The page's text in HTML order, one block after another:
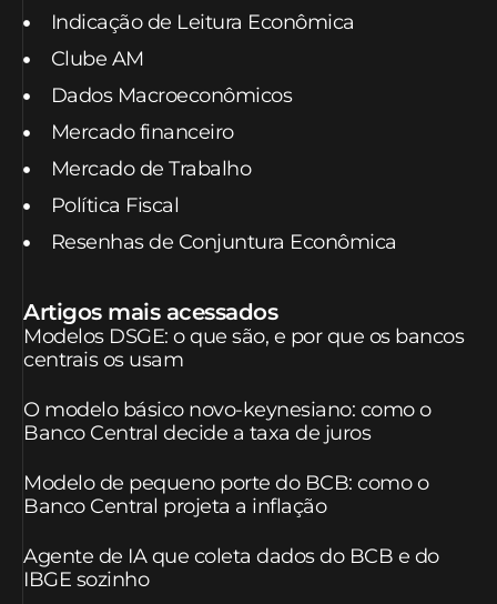
Indicação de Leitura Econômica
Clube AM
Dados Macroeconômicos
Mercado financeiro
Mercado de Trabalho
Política Fiscal
Resenhas de Conjuntura Econômica
Artigos mais acessados
Modelos DSGE: o que são, e por que os bancos
centrais os usam
O modelo básico novo-keynesiano: como o
Banco Central decide a taxa de juros
Modelo de pequeno porte do BCB: como o
Banco Central projeta a inflação
Agente de IA que coleta dados do BCB e do
IBGE sozinho